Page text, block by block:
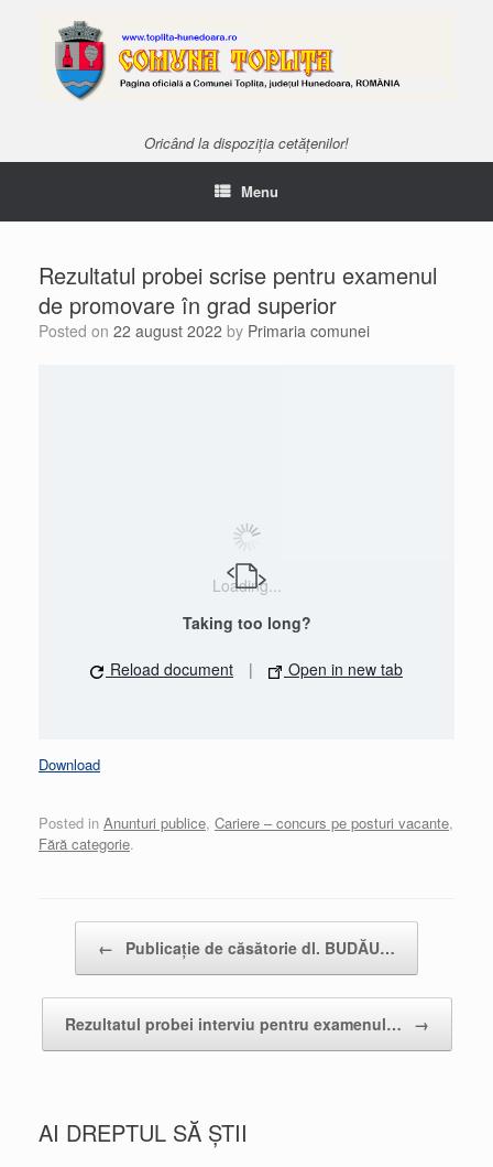
Oricând la dispoziția cetățenilor!
Menu
Rezultatul probei scrise pentru examenul
de promovare în grad superior
Posted on 22 august 2022 by Primaria comunei
Loading...
Taking too long?
Reload document | Open in new tab
Download
Posted in Anunturi publice, Cariere – concurs pe posturi vacante,
Fără categorie.
← Publicație de căsătorie dl. BUDĂU…
Rezultatul probei interviu pentru examenul… →
AI DREPTUL SĂ ȘTII